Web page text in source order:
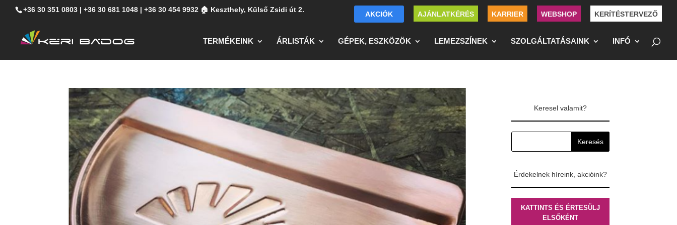
+36 30 351 0803 | +36 30 681 1048 | +36 30 454 9932 🏠 Keszthely, Külső Zsidi út 2.
AKCIÓK AJÁNLATKÉRÉS KARRIER WEBSHOP KERÍTÉSTERVEZŐ
TERMÉKEINK ÁRLISTÁK GÉPEK, ESZKÖZÖK LEMEZSZÍNEK SZOLGÁLTATÁSAINK INFÓ
Keresel valamit?
Érdekelnek híreink, akcióink?
KATTINTS ÉS ÉRTESÜLJ
ELSŐKÉNT